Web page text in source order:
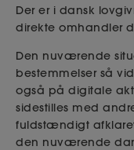
Der er i dansk
direkte omhandler
Den nuværende
bestemmelser så
også på digitale
sidestilles med
fuldstændigt
den nuværende